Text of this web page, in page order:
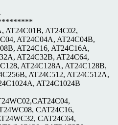
AT24C01B, AT24C02,
AT24C04A, AT24C04B,
AT24C16, AT24C16A,
AT24C32B, AT24C64,
AT24C128A, AT24C128B,
AT24C512, AT24C512A,
AT24C1024B
CAT24C16,
CAT24C64,